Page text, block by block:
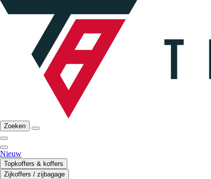
Zoeken
Nieuw
Topkoffers & koffers
Zijkoffers / zijbagage